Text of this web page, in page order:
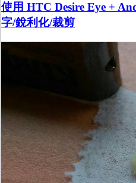
使用 HTC Desire Eye +
字/銳利化/裁剪